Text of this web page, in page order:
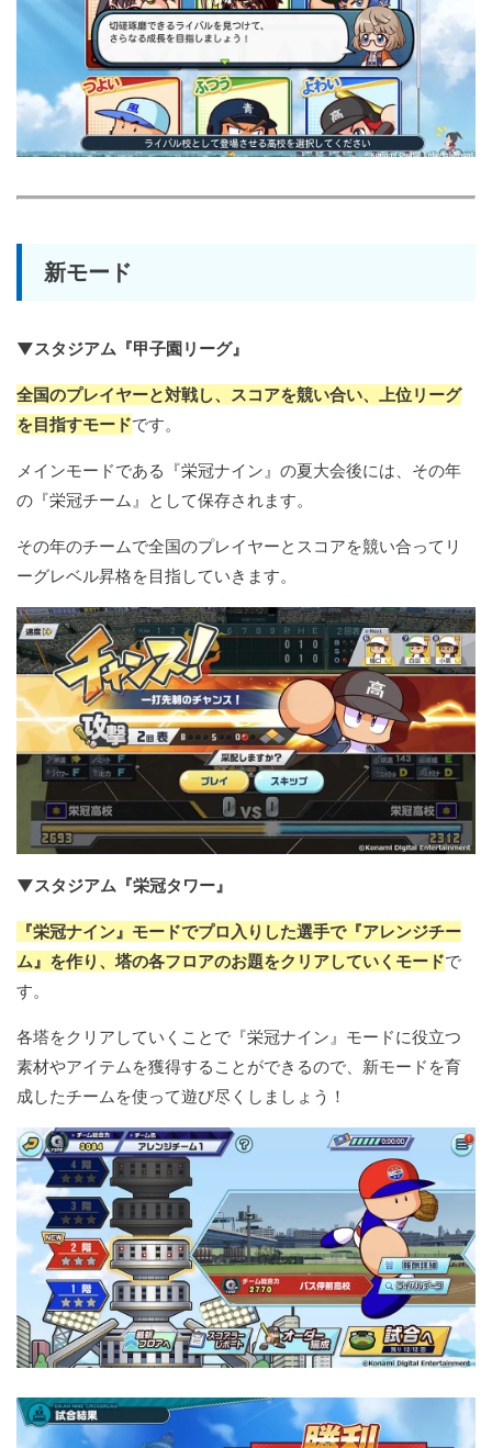
新モード
▼スタジアム『甲子園リーグ』
全国のプレイヤーと対戦し、スコアを競い合い、上位リーグ
を目指すモードです。
メインモードである『栄冠ナイン』の夏大会後には、その年
の『栄冠チーム』として保存されます。
その年のチームで全国のプレイヤーとスコアを競い合ってリ
ーグレベル昇格を目指していきます。
▼スタジアム『栄冠タワー』
『栄冠ナイン』モードでプロ入りした選手で『アレンジチー
ム』を作り、塔の各フロアのお題をクリアしていくモードで
す。
各塔をクリアしていくことで『栄冠ナイン』モードに役立つ
素材やアイテムを獲得することができるので、新モードを育
成したチームを使って遊び尽くしましょう！